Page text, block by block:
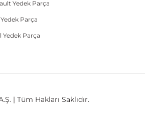
Yedek Parça
Parça
Yedek Parça
| Tüm Hakları Saklıdır.